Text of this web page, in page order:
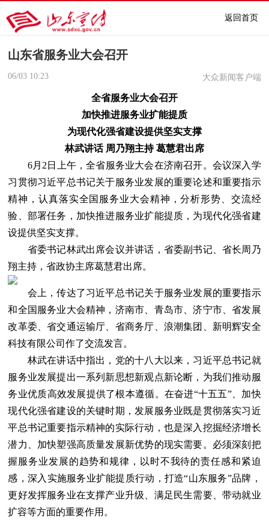
返回首页
山东省服务业大会召开
06/03 10:23 大众新闻客户端
全省服务业大会召开
加快推进服务业扩能提质
为现代化强省建设提供坚实支撑
林武讲话 周乃翔主持 葛慧君出席
6月2日上午，全省服务业大会在济南召开。会议深入学
习贯彻习近平总书记关于服务业发展的重要论述和重要指示
精神，认真落实全国服务业大会精神，分析形势、交流经
验、部署任务，加快推进服务业扩能提质，为现代化强省建
设提供坚实支撑。
省委书记林武出席会议并讲话，省委副书记、省长周乃
翔主持，省政协主席葛慧君出席。
会上，传达了习近平总书记关于服务业发展的重要指示
和全国服务业大会精神，济南市、青岛市、济宁市、省发展
改革委、省交通运输厅、省商务厅、浪潮集团、新明辉安全
科技有限公司作了交流发言。
林武在讲话中指出，党的十八大以来，习近平总书记就
服务业发展提出一系列新思想新观点新论断，为我们推动服
务业优质高效发展提供了根本遵循。在奋进“十五五”、加快
现代化强省建设的关键时期，发展服务业既是贯彻落实习近
平总书记重要指示精神的实际行动，也是深入挖掘经济增长
潜力、加快塑强高质量发展新优势的现实需要。必须深刻把
握服务业发展的趋势和规律，以时不我待的责任感和紧迫
感，深入实施服务业扩能提质行动，打造“山东服务”品牌，
更好发挥服务业在支撑产业升级、满足民生需要、带动就业
扩容等方面的重要作用。